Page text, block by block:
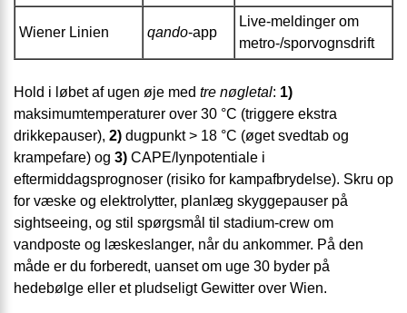
Wiener Linien qando-app
Live-meldinger om
metro-/sporvognsdrift
Hold i løbet af ugen øje med tre nøgletal: 1)
maksimumtemperaturer over 30 °C (triggere ekstra
drikkepauser), 2) dugpunkt > 18 °C (øget svedtab og
krampefare) og 3) CAPE/lynpotentiale i
eftermiddagsprognoser (risiko for kampafbrydelse). Skru op
for væske og elektrolytter, planlæg skyggepauser på
sightseeing, og stil spørgsmål til stadium-crew om
vandposte og læskeslanger, når du ankommer. På den
måde er du forberedt, uanset om uge 30 byder på
hedebølge eller et pludseligt Gewitter over Wien.